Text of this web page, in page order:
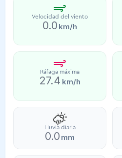
Velocidad del viento
0.0 km/h
Ráfaga máxima
27.4 km/h
Lluvia diaria
0.0 mm